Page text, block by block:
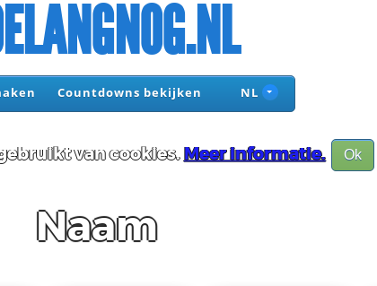
Countdowns bekijken NL
van cookies.Meer informatie. Ok
Naam